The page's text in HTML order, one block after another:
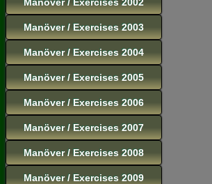
Manöver / Exercises 2003
Manöver / Exercises 2004
Manöver / Exercises 2005
Manöver / Exercises 2006
Manöver / Exercises 2007
Manöver / Exercises 2008
Manöver / Exercises 2009